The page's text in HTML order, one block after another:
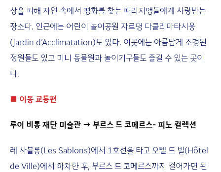
상을 피해 자연 속에서 평화를 찾는 파리지앵들에게 사랑받는
장소다. 인근에는 어린이 놀이공원 자르댕 다클리마타시옹
(Jardin d’Acclimatation)도 있다. 이곳에는 아름답게 조경된
정원들도 있고 미니 동물원과 놀이기구들도 즐길 수 있는 곳이
다.
■ 이동 교통편
루이 비통 재단 미술관 → 부르스 드 코메르스- 피노 컬렉션
레 사블롱(Les Sablons)에서 1호선을 타고 오텔 드 빌(Hôtel
de Ville)에서 하차한 후, 부르스 드 코메르스까지 걸어가면 된